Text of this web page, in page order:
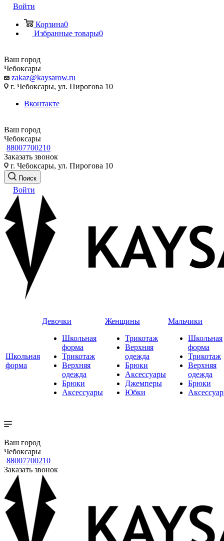
Войти
Корзина0
Избранные товары0
Ваш город
Чебоксары
zakaz@kaysarow.ru
г. Чебоксары, ул. Пирогова 10
Вконтакте
Ваш город
Чебоксары
88007700210
Заказать звонок
г. Чебоксары, ул. Пирогова 10
Поиск
Войти
Школьная
форма
Девочки
Школьная
форма
Трикотаж
Верхняя
одежда
Брюки
Аксессуары
Женщины
Трикотаж
Верхняя
одежда
Брюки
Аксессуары
Джемперы
Юбки
Мальчики
Школьная
форма
Трикотаж
Верхняя
одежда
Брюки
Ваш город
Чебоксары
88007700210
Заказать звонок